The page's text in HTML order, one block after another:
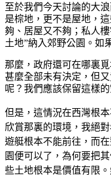
至於我們今天討論的大
是棕地，更不是屋地，
夠、居屋又不夠；私人
土地”納入郊野公園。如
那麼，政府還可在哪裏
甚麼全部未有決定，但
呢？我們應該保留這樣的
但是，這情況在西灣根
欣賞那裏的環境，我絕
遊艇根本不能前往，而
園便可以了，為何要把
些土地根本是價值有限